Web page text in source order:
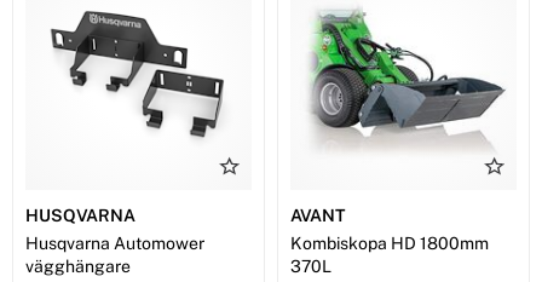
HUSQVARNA
Husqvarna Automower
vägghängare
AVANT
Kombiskopa HD 1800mm
370L